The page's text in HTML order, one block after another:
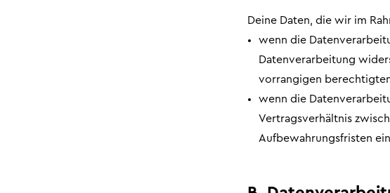
Deine Daten, die wir im
wenn die
Datenverarbeitung
vorrangigen
wenn die
Vertragsverhältnis
Aufbewahrungsfristen